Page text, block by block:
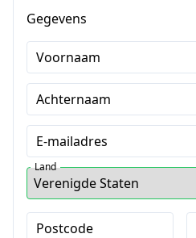
Gegevens
Voornaam
Achternaam
E-mailadres
Land
Postcode